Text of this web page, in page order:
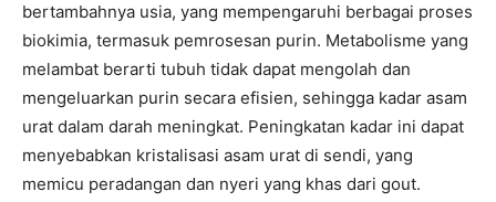
bertambahnya usia, yang mempengaruhi berbagai proses
biokimia, termasuk pemrosesan purin. Metabolisme yang
melambat berarti tubuh tidak dapat mengolah dan
mengeluarkan purin secara efisien, sehingga kadar asam
urat dalam darah meningkat. Peningkatan kadar ini dapat
menyebabkan kristalisasi asam urat di sendi, yang
memicu peradangan dan nyeri yang khas dari gout.